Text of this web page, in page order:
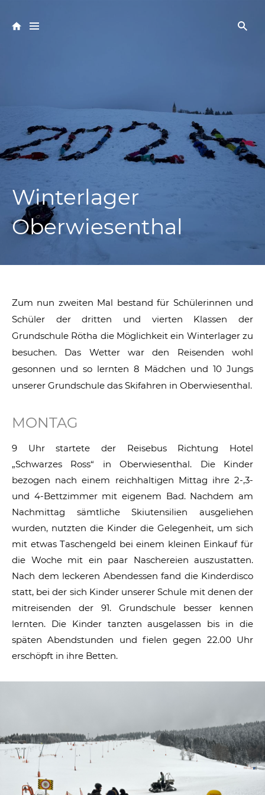
Winterlager
Oberwiesenthal
Zum nun zweiten Mal bestand für Schülerinnen und
Schüler der dritten und vierten Klassen der
Grundschule Rötha die Möglichkeit ein Winterlager zu
besuchen. Das Wetter war den Reisenden wohl
gesonnen und so lernten 8 Mädchen und 10 Jungs
unserer Grundschule das Skifahren in Oberwiesenthal.
MONTAG
9 Uhr startete der Reisebus Richtung Hotel
„Schwarzes Ross“ in Oberwiesenthal. Die Kinder
bezogen nach einem reichhaltigen Mittag ihre 2-,3-
und 4-Bettzimmer mit eigenem Bad. Nachdem am
Nachmittag sämtliche Skiutensilien ausgeliehen
wurden, nutzten die Kinder die Gelegenheit, um sich
mit etwas Taschengeld bei einem kleinen Einkauf für
die Woche mit ein paar Naschereien auszustatten.
Nach dem leckeren Abendessen fand die Kinderdisco
statt, bei der sich Kinder unserer Schule mit denen der
mitreisenden der 91. Grundschule besser kennen
lernten. Die Kinder tanzten ausgelassen bis in die
späten Abendstunden und fielen gegen 22.00 Uhr
erschöpft in ihre Betten.